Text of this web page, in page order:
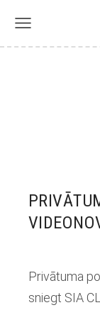
Privātuma
sniegt SIA